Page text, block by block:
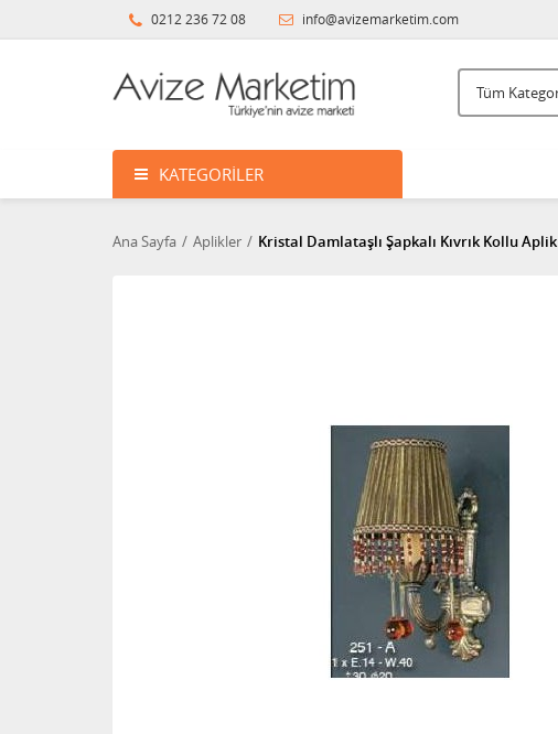
0212 236 72 08 info@avizemarketim.com
KATEGORILER
Ana Sayfa Aplikler Kristal Damlataşlı Şapkalı Kıvrık Kollu Aplik